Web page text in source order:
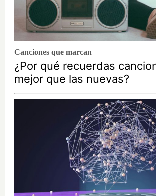
Canciones que marcan
¿Por qué recuerdas
mejor que las nuevas?